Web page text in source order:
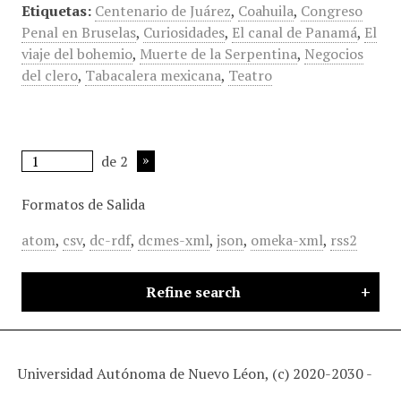
Etiquetas: Centenario de Juárez, Coahuila, Congreso
Penal en Bruselas, Curiosidades, El canal de Panamá, El
viaje del bohemio, Muerte de la Serpentina, Negocios
del clero, Tabacalera mexicana, Teatro
de 2
Formatos de Salida
atom, csv, dc-rdf, dcmes-xml, json, omeka-xml, rss2
Refine search
Universidad Autónoma de Nuevo Léon, (c) 2020-2030 -